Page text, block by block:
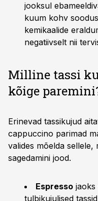
jooksul
kuum kohv
kemikaalide
negatiivselt nii
Milline tassi
kõige
Erinevad tassikujud
cappuccino parimad
valides mõelda sellele,
sagedamini jood.
Espresso jaoks
tulbikujulised